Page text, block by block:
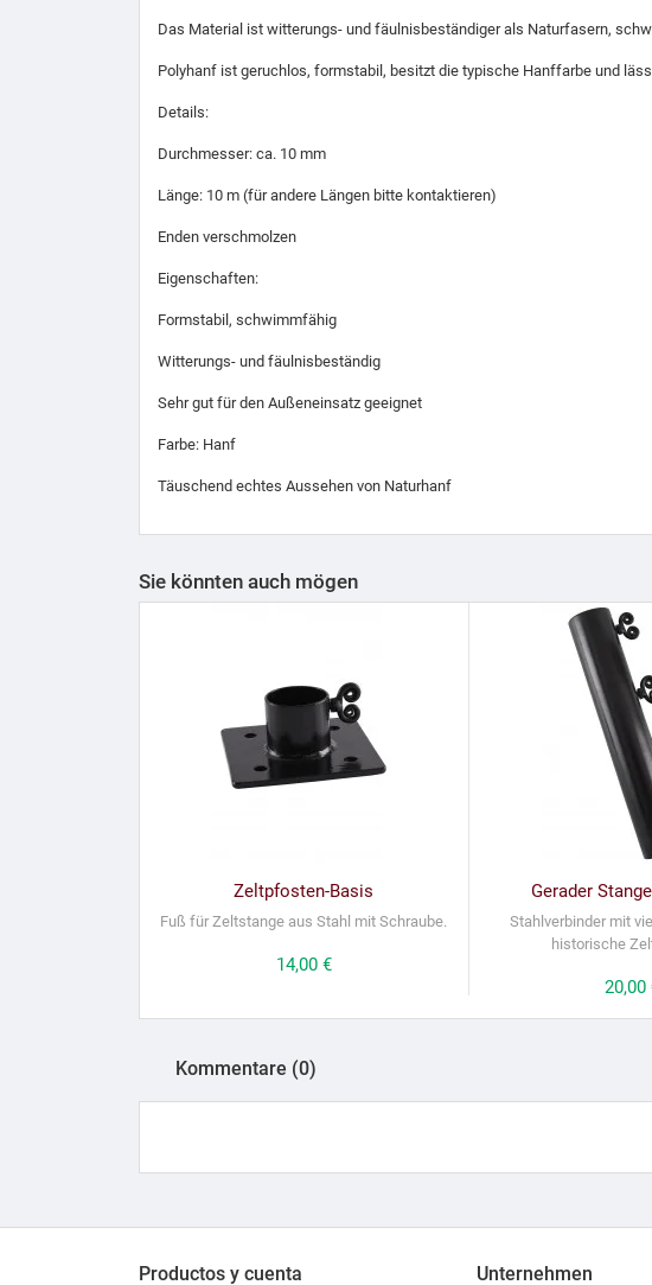
Das Material ist witterungs- und fäulnisbeständiger als Naturfasern,
Polyhanf ist geruchlos, formstabil, besitzt die typische Hanffarbe und
Details:
Durchmesser: ca. 10 mm
Länge: 10 m (für andere Längen bitte kontaktieren)
Enden verschmolzen
Eigenschaften:
Formstabil, schwimmfähig
Witterungs- und fäulnisbeständig
Sehr gut für den Außeneinsatz geeignet
Farbe: Hanf
Täuschend echtes Aussehen von Naturhanf
Sie könnten auch mögen
Zeltpfosten-Basis
Fuß für Zeltstange aus Stahl mit Schraube.
Preis
14,00 €
Gerader
Stahlverbinder mit
historische
Preis
20,00
Kommentare (0)
Productos y cuenta Unternehmen